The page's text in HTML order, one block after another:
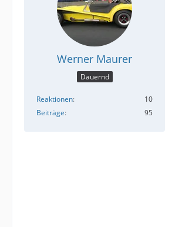
Werner Maurer
Dauernd
Reaktionen
10
Beiträge
95